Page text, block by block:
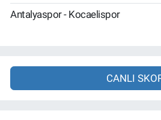
Antalyaspor - Kocaelispor
CANLI